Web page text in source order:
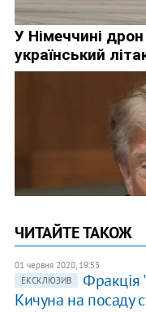
ЧИТАЙТЕ ТАКОЖ
01 червня 2020, 19:53
ЕКСКЛЮЗИВ
Фракція
Кичуна на посаду